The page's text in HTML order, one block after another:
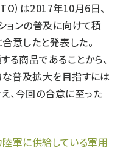
）は2017年10月6日、
ョンの普及に向けて積
意したと発表した。
商品であることから、
な普及拡大を目指すには
、今回の合意に至った
軍に供給している軍用